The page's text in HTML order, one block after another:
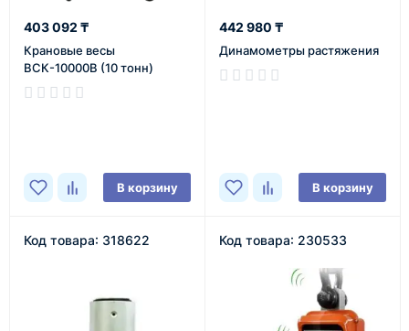
403 092 ₸
Крановые весы
ВСК-10000В (10 тонн)
В корзину
442 980 ₸
Динамометры растяжения
В корзину
Код товара: 318622 Код товара: 230533